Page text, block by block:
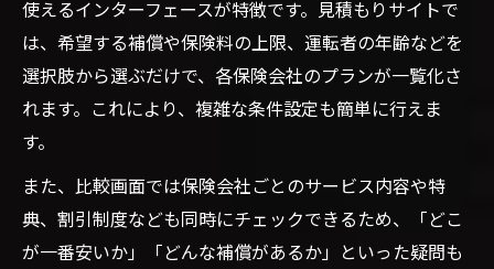
使えるインターフェースが特徴です。見積もりサイトで
は、希望する補償や保険料の上限、運転者の年齢などを
選択肢から選ぶだけで、各保険会社のプランが一覧化さ
れます。これにより、複雑な条件設定も簡単に行えま
す。
また、比較画面では保険会社ごとのサービス内容や特
典、割引制度なども同時にチェックできるため、「どこ
が一番安いか」「どんな補償があるか」といった疑問も